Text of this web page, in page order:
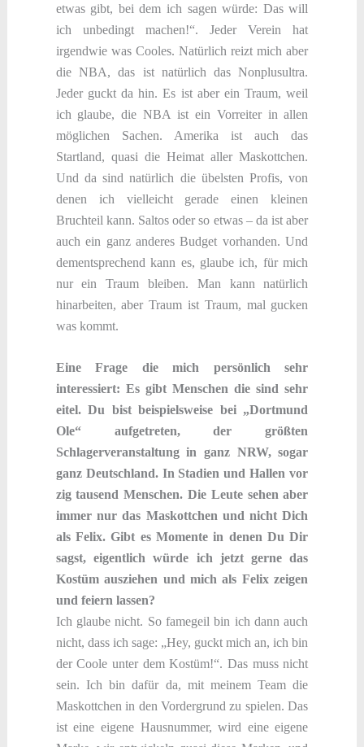
etwas gibt, bei dem ich sagen würde: Das will
ich unbedingt machen!“. Jeder Verein hat
irgendwie was Cooles. Natürlich reizt mich aber
die NBA, das ist natürlich das Nonplusultra.
Jeder guckt da hin. Es ist aber ein Traum, weil
ich glaube, die NBA ist ein Vorreiter in allen
möglichen Sachen. Amerika ist auch das
Startland, quasi die Heimat aller Maskottchen.
Und da sind natürlich die übelsten Profis, von
denen ich vielleicht gerade einen kleinen
Bruchteil kann. Saltos oder so etwas – da ist aber
auch ein ganz anderes Budget vorhanden. Und
dementsprechend kann es, glaube ich, für mich
nur ein Traum bleiben. Man kann natürlich
hinarbeiten, aber Traum ist Traum, mal gucken
was kommt.
Eine Frage die mich persönlich sehr
interessiert: Es gibt Menschen die sind sehr
eitel. Du bist beispielsweise bei „Dortmund
Ole“ aufgetreten, der größten
Schlagerveranstaltung in ganz NRW, sogar
ganz Deutschland. In Stadien und Hallen vor
zig tausend Menschen. Die Leute sehen aber
immer nur das Maskottchen und nicht Dich
als Felix. Gibt es Momente in denen Du Dir
sagst, eigentlich würde ich jetzt gerne das
Kostüm ausziehen und mich als Felix zeigen
und feiern lassen?
Ich glaube nicht. So famegeil bin ich dann auch
nicht, dass ich sage: „Hey, guckt mich an, ich bin
der Coole unter dem Kostüm!“. Das muss nicht
sein. Ich bin dafür da, mit meinem Team die
Maskottchen in den Vordergrund zu spielen. Das
ist eine eigene Hausnummer, wird eine eigene